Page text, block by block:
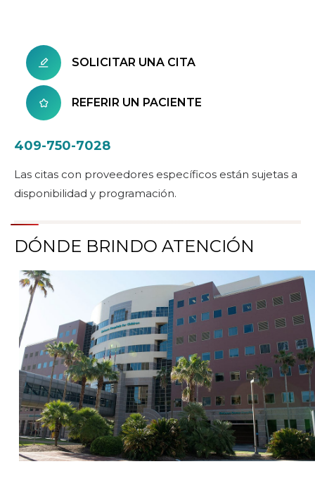
SOLICITAR UNA CITA
REFERIR UN PACIENTE
409-750-7028
Las citas con proveedores específicos están sujetas a
disponibilidad y programación.
DÓNDE BRINDO ATENCIÓN